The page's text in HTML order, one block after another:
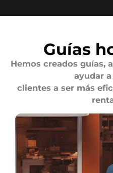
Guías
Hemos creados guías,
ayudar
clientes a ser más